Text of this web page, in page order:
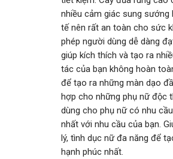
nhiều cảm giác sung
tế nên rất an toàn cho sức
phép người dùng dễ dàng
giúp kích thích và tạo ra
tác của bạn không hoàn
để tạo ra những màn dạo
hợp cho những phụ nữ độc
dùng cho phụ nữ có nhu
nhất với nhu cầu của bạn.
lý, tình dục nữ đa năng để
hạnh phúc nhất.